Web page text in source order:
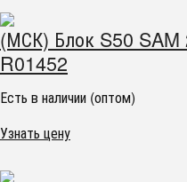
(МСК) Блок S50
R01452
Есть в наличии (оптом)
Узнать цену